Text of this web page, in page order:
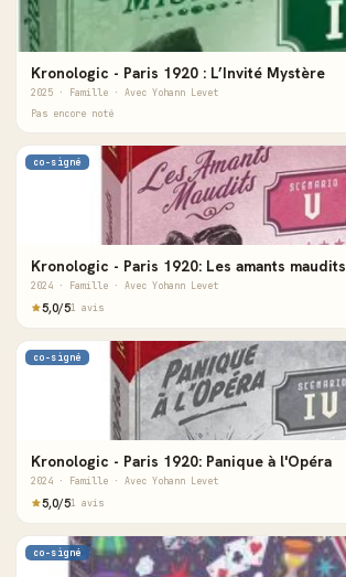
Kronologic - Paris 1920 : L’Invité Mystère
2025 · Famille · Avec Yohann Levet
Pas encore noté
co-signé
Kronologic - Paris 1920: Les amants maudits
2024 · Famille · Avec Yohann Levet
5,0/51 avis
co-signé
Kronologic - Paris 1920: Panique à l'Opéra
2024 · Famille · Avec Yohann Levet
5,0/51 avis
co-signé